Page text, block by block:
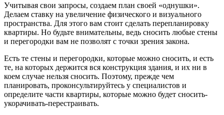
Учитывая свои запросы, создаем план своей «однушки».
Делаем ставку на увеличение физического и визуального
пространства. Для этого вам стоит сделать перепланировку
квартиры. Но будьте внимательны, ведь сносить любые стены
и перегородки вам не позволят с точки зрения закона.
Есть те стены и перегородки, которые можно сносить, и есть
те, на которых держится вся конструкция здания, и их ни в
коем случае нельзя сносить. Поэтому, прежде чем
планировать, проконсультируйтесь у специалистов и
определите части квартиры, которые можно будет сносить-
укорачивать-перестраивать.